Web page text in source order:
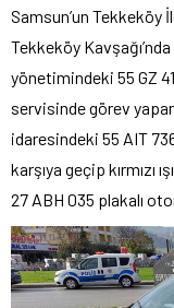
Samsun’un Tekkeköy
Tekkeköy
yönetimindeki 55 GZ
servisinde görev
idaresindeki 55 AIT
karşıya geçip kırmızı
27 ABH 035 plakalı